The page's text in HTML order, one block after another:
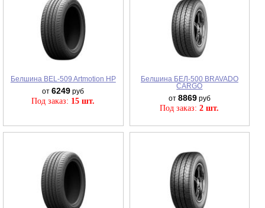
Белшина BEL-509 Artmotion HP
от6249 руб
Под заказ: 15 шт.
Белшина БЕЛ-500 BRAVADO
CARGO
от 8869руб
Под заказ:2 шт.